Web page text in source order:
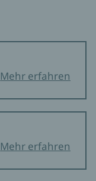
Mehr erfahren
Mehr erfahren